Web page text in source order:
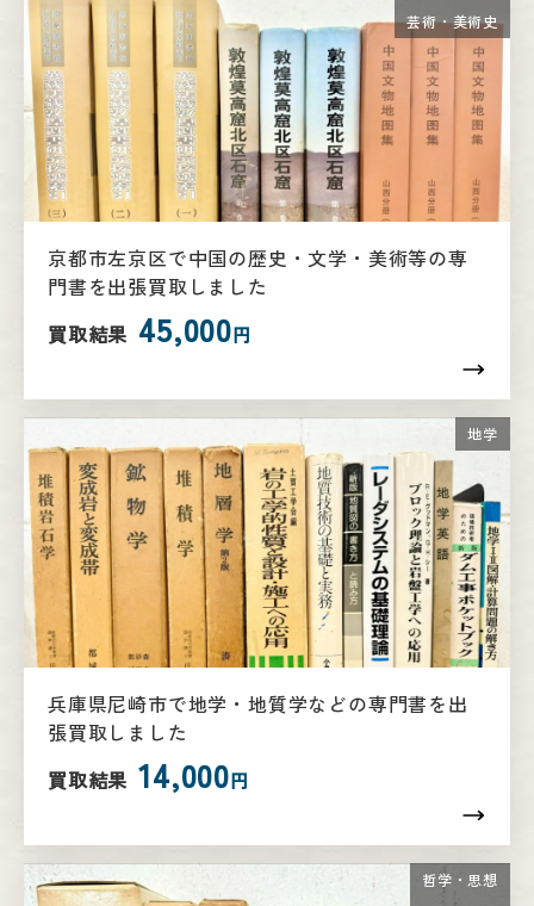
芸術・美術史
京都市左京区で中国の歴史・文学・美術等の専
門書を出張買取しました
買取結果 45,000円
地学
兵庫県尼崎市で地学・地質学などの専門書を出
張買取しました
買取結果 14,000円
哲学・思想